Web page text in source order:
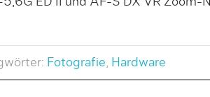
Fotografie, Hardware